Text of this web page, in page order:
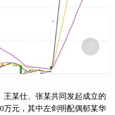
某仕、张某共同发起成立的
万元，其中左剑明配偶郁某华